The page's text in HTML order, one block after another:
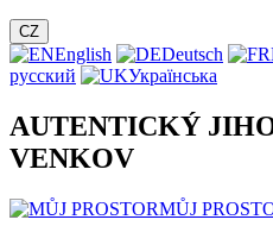
CZ
English Deutsch
русский
Українська
AUTENTICKÝ
VENKOV
MŮJ